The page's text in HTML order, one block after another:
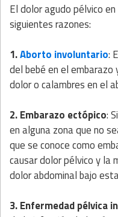
El dolor agudo pélvico
siguientes razones:
1.Aborto involuntario:
del bebé en el
dolor o calambres en el
2. Embarazo ectópico:
en alguna zona que no
que se conoce como
causar dolor pélvico y la
dolor abdominal bajo
3. Enfermedad pélvica